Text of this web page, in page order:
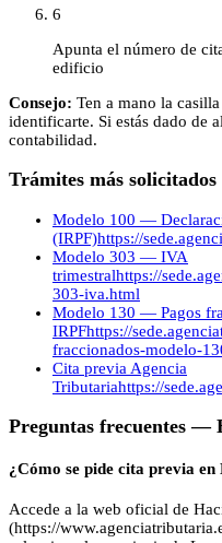
6
Apunta el número de
edificio
Consejo: Ten a mano la
identificarte. Si estás dado de
contabilidad.
Trámites más solicitados
Modelo 100 —
(IRPF)https://
Modelo 303 — IVA
trimestralhttps://
303-iva.html
Modelo 130 — Pagos
IRPFhttps://
fraccionados-modelo-
Cita previa Agencia
Tributariahttps://
Preguntas frecuentes —
¿Cómo se pide cita previa en
Accede a la web oficial de
(https://